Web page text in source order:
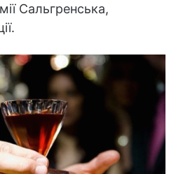
Сальгренська,